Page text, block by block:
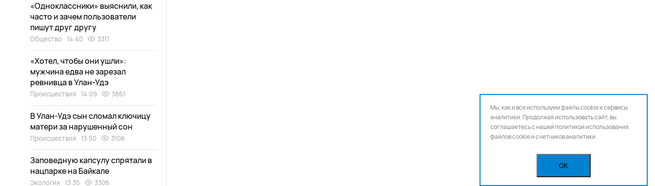
«Одноклассники» выяснили, как
часто и зачем пользователи
пишут друг другу
Общество 14:40 3311
«Хотел, чтобы они ушли»:
мужчина едва не зарезал
ревнивца в Улан-Удэ
Происшествия 14:09 3861
В Улан-Удэ сын сломал ключицу
матери за нарушенный сон
Происшествия 13:50 3108
Заповедную капсулу спрятали в
нацпарке на Байкале
Экология 13:35 3306
Мы, как и все используем файлы cookie и сервисы
аналитики. Продолжая использовать сайт, вы
соглашаетесь с нашейполитикой использования
файлов cookie и счетчиков аналитики.
OK